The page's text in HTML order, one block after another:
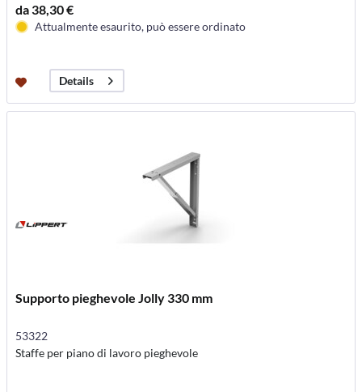
da 38,30 €
Attualmente esaurito, può essere ordinato
Details
Supporto pieghevole Jolly 330 mm
53322
Staffe per piano di lavoro pieghevole